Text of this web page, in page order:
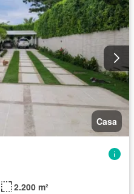
Casa
2.200 m²